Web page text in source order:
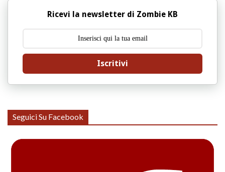
Ricevi la newsletter di Zombie KB
Iscritivi
Seguici Su Facebook